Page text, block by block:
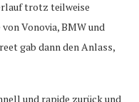
trotz teilweise
Vonovia, BMW und
gab dann den Anlass,
und rapide zurück und